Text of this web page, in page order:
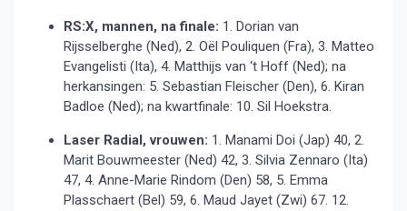
RS:X, mannen, na finale: 1. Dorian van
Rijsselberghe (Ned), 2. Oël Pouliquen (Fra), 3. Matteo
Evangelisti (Ita), 4. Matthijs van ‘t Hoff (Ned); na
herkansingen: 5. Sebastian Fleischer (Den), 6. Kiran
Badloe (Ned); na kwartfinale: 10. Sil Hoekstra.
Laser Radial, vrouwen: 1. Manami Doi (Jap) 40, 2.
Marit Bouwmeester (Ned) 42, 3. Silvia Zennaro (Ita)
47, 4. Anne-Marie Rindom (Den) 58, 5. Emma
Plasschaert (Bel) 59, 6. Maud Jayet (Zwi) 67. 12.